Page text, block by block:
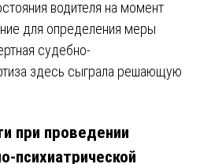
водителя на момент
для определения меры
судебно-
здесь сыграла решающую
при проведении
психиатрической